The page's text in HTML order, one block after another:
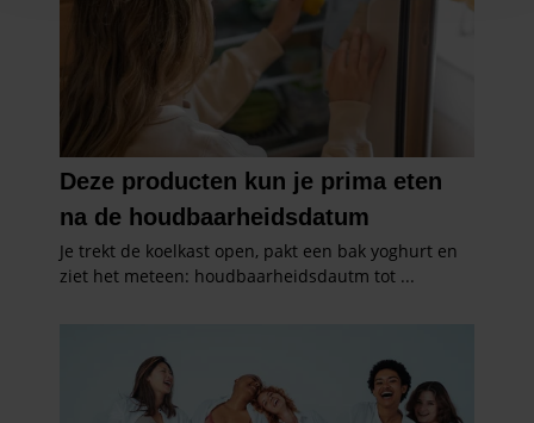
en om ons websiteverkeer te analyseren. Ook delen we
informatie over uw gebruik van onze site met onze
partners voor social media, adverteren en analyse. Deze
partners kunnen deze gegevens combineren met andere
informatie die u aan ze heeft verstrekt of die ze hebben
verzameld op basis van uw gebruik van hun services. U
gaat akkoord met onze cookies als u onze website blijft
gebruiken.